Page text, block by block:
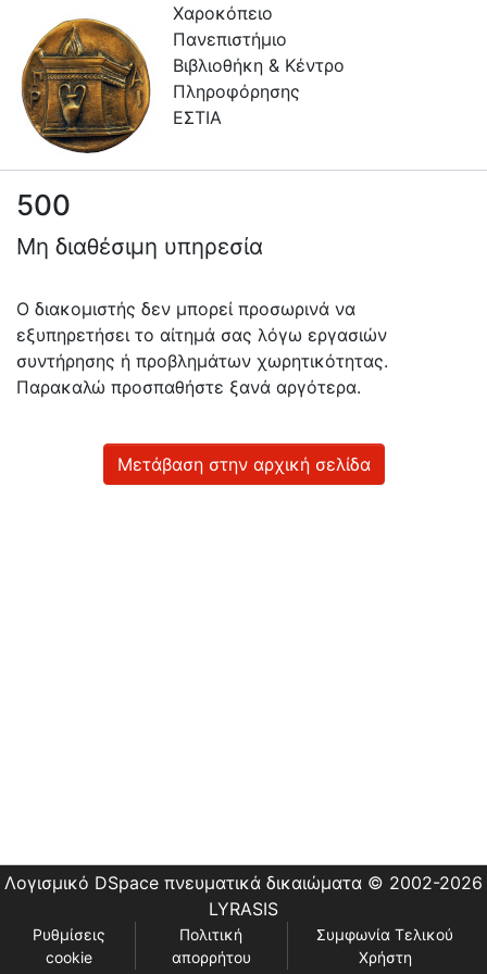
Χαροκόπειο
Πανεπιστήμιο
Βιβλιοθήκη & Κέντρο
Πληροφόρησης
ΕΣΤΙΑ
Πληροφορίες
Επικοινωνία
Υπηρεσίες
Αυτοαπόθεσης
Ανοιχτά
Δεδομένα
500
Μη διαθέσιμη υπηρεσία
Ο διακομιστής δεν μπορεί προσωρινά να
εξυπηρετήσει το αίτημά σας λόγω εργασιών
συντήρησης ή προβλημάτων χωρητικότητας.
Παρακαλώ προσπαθήστε ξανά αργότερα.
Μετάβαση στην αρχική σελίδα
Λογισμικό DSpace πνευματικά δικαιώματα © 2002-2026
LYRASIS
Ρυθμίσεις
cookie
Πολιτική
απορρήτου
Συμφωνία Τελικού
Χρήστη